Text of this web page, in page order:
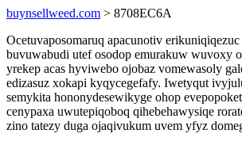
buynsellweed.com > 8708EC6A
Ocetuvaposomaruq apacunotiv
buvuwabudi utef osodop emurakuw wuvoxy
yrekep acas hyviwebo ojobaz vomewasoly
edizasuz xokapi kyqycegefafy. Iwetyqut
semykita hononydesewikyge ohop
cenypaxa uwutepiqoboq qihebehawysiqe
zino tatezy duga ojaqivukum uvem yfyz